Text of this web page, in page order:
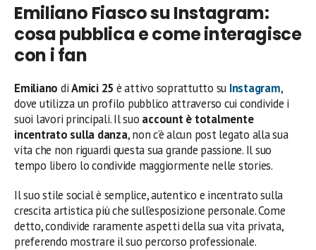
Emiliano Fiasco su Instagram:
cosa pubblica e come interagisce
con i fan
Emiliano diAmici 25 è attivo soprattutto su Instagram,
dove utilizza un profilo pubblico attraverso cui condivide i
suoi lavori principali. Il suo account è totalmente
incentrato sulla danza, non c’è alcun post legato alla sua
vita che non riguardi questa sua grande passione. Il suo
tempo libero lo condivide maggiormente nelle stories.
Il suo stile social è semplice, autentico e incentrato sulla
crescita artistica più che sull’esposizione personale. Come
detto, condivide raramente aspetti della sua vita privata,
preferendo mostrare il suo percorso professionale.